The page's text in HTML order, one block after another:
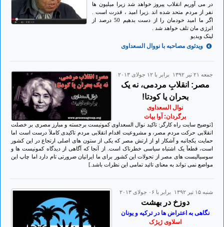
در می آوریم انقلاب پیروز خواهد شد زیرا میلیون ها
نفر از مردم متحد شده اند .زیرا امید ، قدرت است .
اگر ما امید خودمان را از دست بدهیم 50 درصد از
انرژی مان تلف خواهد شد .
لینک ویدیو
ویدئوی مصاحبه با نووال السعداوی
جمعه ۲۱ تير ۱۳۹۲ برابر با ۱۲ جولای ۲۰۱۳
مصر: انقلابِ مردمی، نه یک
بحران یا کودتا!
نوال السعداوی
برگردان: آوا بیات
[توضیح سایت راه کارگر: تاکید نوال السعداوی کمونیست برجسته و مبارز مصری بر خصلت
انقلابی حرکت مردم مصر، و مشروعیت اقدام انقلابی مردم تاکیدی کاملآ درست است اما
حمایت یکجانبه و آشکار او از ارتش مصر که یکی از ستون های اصلی ارتجاع در این کشور
است، قطعآ یک اشتباه سیاسی خطرناک است. از آنجا که آگاهی از دیدگاه کمونیست ها و
سوسیالیست های مصر از تحولات این کشور برای ما ایرانیان ضرورتی تام دارد اما چاپ این
مواضع نمی تواند به معنای تائید تمامی این نظرات باشد.]
شنبه ۱۵ تير ۱۳۹۲ برابر با ۰۶ جولای ۲۰۱۳
دوزخ در بهشت
نگاهی به اعتراض ها در ترکیه و یونان
اسلاوی ژیژک